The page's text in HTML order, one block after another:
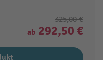
325,00 €
ab 292,50 €